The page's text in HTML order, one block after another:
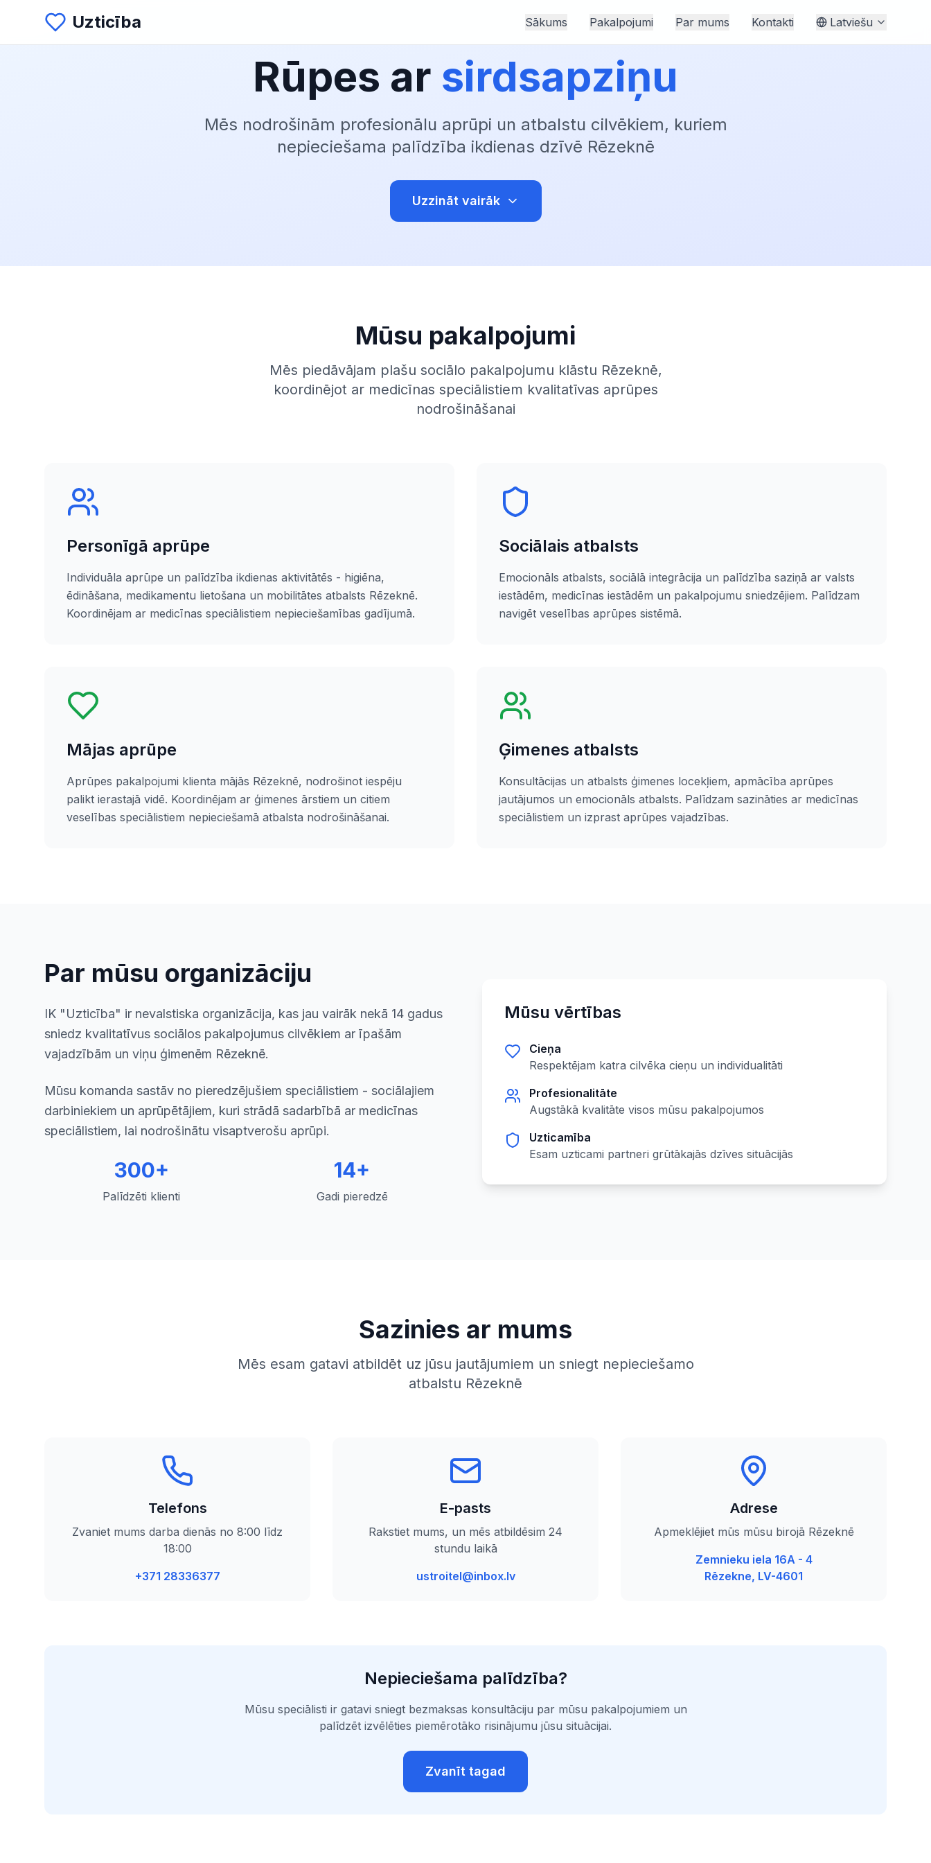
Uzticība Sākums Pakalpojumi Par mums Kontakti Latviešu
Rūpes ar sirdsapziņu
Mēs nodrošinām profesionālu aprūpi un atbalstu cilvēkiem, kuriem
nepieciešama palīdzība ikdienas dzīvē Rēzeknē
Uzzināt vairāk
Mūsu pakalpojumi
Mēs piedāvājam plašu sociālo pakalpojumu klāstu Rēzeknē,
koordinējot ar medicīnas speciālistiem kvalitatīvas aprūpes
nodrošināšanai
Personīgā aprūpe
Individuāla aprūpe un palīdzība ikdienas aktivitātēs - higiēna,
ēdināšana, medikamentu lietošana un mobilitātes atbalsts Rēzeknē.
Koordinējam ar medicīnas speciālistiem nepieciešamības gadījumā.
Sociālais atbalsts
Emocionāls atbalsts, sociālā integrācija un palīdzība saziņā ar valsts
iestādēm, medicīnas iestādēm un pakalpojumu sniedzējiem. Palīdzam
navigēt veselības aprūpes sistēmā.
Mājas aprūpe
Aprūpes pakalpojumi klienta mājās Rēzeknē, nodrošinot iespēju
palikt ierastajā vidē. Koordinējam ar ģimenes ārstiem un citiem
veselības speciālistiem nepieciešamā atbalsta nodrošināšanai.
Ģimenes atbalsts
Konsultācijas un atbalsts ģimenes locekļiem, apmācība aprūpes
jautājumos un emocionāls atbalsts. Palīdzam sazināties ar medicīnas
speciālistiem un izprast aprūpes vajadzības.
Par mūsu organizāciju
IK "Uzticība" ir nevalstiska organizācija, kas jau vairāk nekā 14 gadus
sniedz kvalitatīvus sociālos pakalpojumus cilvēkiem ar īpašām
vajadzībām un viņu ģimenēm Rēzeknē.
Mūsu komanda sastāv no pieredzējušiem speciālistiem - sociālajiem
darbiniekiem un aprūpētājiem, kuri strādā sadarbībā ar medicīnas
speciālistiem, lai nodrošinātu visaptverošu aprūpi.
300+
Palīdzēti klienti
14+
Gadi pieredzē
Mūsu vērtības
Cieņa
Respektējam katra cilvēka cieņu un individualitāti
Profesionalitāte
Augstākā kvalitāte visos mūsu pakalpojumos
Uzticamība
Esam uzticami partneri grūtākajās dzīves situācijās
Sazinies ar mums
Mēs esam gatavi atbildēt uz jūsu jautājumiem un sniegt nepieciešamo
atbalstu Rēzeknē
Telefons
Zvaniet mums darba dienās no 8:00 līdz
18:00
+371 28336377
E-pasts
Rakstiet mums, un mēs atbildēsim 24
stundu laikā
ustroitel@inbox.lv
Adrese
Apmeklējiet mūs mūsu birojā Rēzeknē
Zemnieku iela 16A - 4
Rēzekne, LV-4601
Nepieciešama palīdzība?
Mūsu speciālisti ir gatavi sniegt bezmaksas konsultāciju par mūsu pakalpojumiem un
palīdzēt izvēlēties piemērotāko risinājumu jūsu situācijai.
Zvanīt tagad